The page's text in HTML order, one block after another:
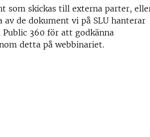
som skickas till externa parter,
de dokument vi på SLU hanterar
360 för att godkänna
detta på webbinariet.